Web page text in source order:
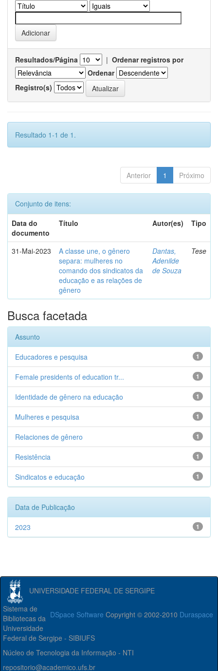
Resultados/Página | Ordenar registros por
Ordenar
Registro(s)
Resultado 1-1 de 1.
Anterior 1 Próximo
Conjunto de itens:
Data do
documento
Título Autor(es) Tipo
31-Mai-2023
A classe une, o gênero
separa: mulheres no
comando dos sindicatos da
educação e as relações de
gênero
Dantas,
Adenilde
de Souza
Tese
Busca facetada
Assunto
1
Educadores e pesquisa
1
Female presidents of education tr...
1
Identidade de gênero na educação
1
Mulheres e pesquisa
1
Relaciones de gênero
1
Resistência
1
Sindicatos e educação
Data de Publicação
1
2023
UNIVERSIDADE FEDERAL DE SERGIPE
DSpace Software Copyright © 2002-2010 Duraspace
Sistema de
Bibliotecas da
Universidade
Federal de Sergipe - SIBIUFS
Núcleo de Tecnologia da Informação - NTI
repositorio@academico.ufs.br